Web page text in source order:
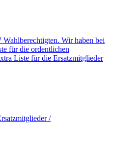
Wir haben bei
für die ordentlichen
Liste für die Ersatzmitglieder
/